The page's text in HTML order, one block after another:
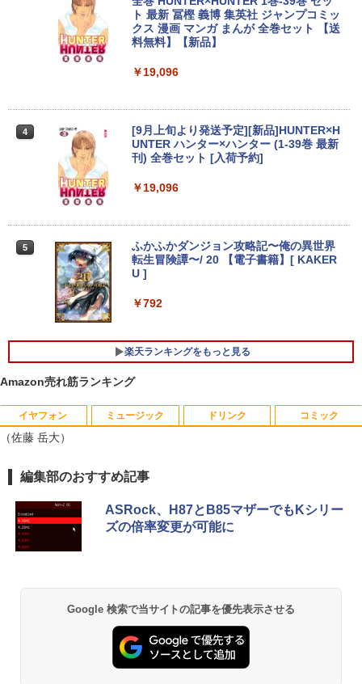
レビュー特典:WPS Office Bランク パソ
コン ノートパソコン デル 中古ノートPC
￥30,800
3
【★最大100%ポイント】【第8世代 4コ
ア・8スレッド】富士通 LIFEBOOK A57
9/第8世代 Core i5/メモリ: 8GB/16GB/新
品 SSD:256GB/512GB/1TB/DVD/Wi-fi/1
5.6型/Office/HDMI/USB3.1/中古PC 中古
対応
￥27,800
【1500円OFFクーポン】【WEBカメラ
ンチ SSD512GB メモリ16GB Corei5 第
ン PC パソコン 中古ノートPC 中古PC 最
大SSD1TB メモリ32GB 中古パソコン フ
ルHD
￥24,800
パソコン テンキー/DVD/WEBカメラ内蔵
GB 新品SSD256GB 東芝 NEC有名メー
カー15.6型 DVD内蔵 15.6インチ HDMI P
olaris Office搭載 最新MicrosoftOffice2
￥12,580
ワイド］ VA249HG
￥13,800
0Hz/5ms/HDMI/DP/USB Type-C/VESA/5
年保証・無輝点保証)(ホワイト) LCD-C2
42SDW
￥25,977
5
Philips｜フィリップス 液晶ディスプレ
イ(23.8型/IPS/WQHD 2560×1440/75Hz/1
ト 最新 冨樫 義博 集英社 ジャンプコミッ
クス 漫画 マンガ まんが 全巻セット 【送
料無料】【新品】
￥19,096
4
[9月上旬より発送予定][新品]HUNTER×H
UNTER ハンター×ハンター (1-39巻 最新
刊) 全巻セット [入荷予約]
￥19,096
5
ふかふかダンジョン攻略記〜俺の異世界
転生冒険譚〜/ 20 【電子書籍】[ KAKER
U ]
￥792
楽天ランキングをもっと見る
Amazon売れ筋ランキング
イヤフォン
Anker Soundcore P40i オフホワイト
￥7,990
￥5,990
ミュージック
BRUCE WAYNE feat. Flo Milli, ATL Jacob
[Explicit]
￥250
[Explicit]
ドリンク
【Amazon.co.jp限定】 い・ろ・は・す 2L P
ET ラベルレス ×8本
￥1,112
富士山の天然水 バナジウム含有 水 ミネラル
ウォーター ペットボトル 静岡県産 500ミリリ
ットル (Smart Basic)
￥1,380
コミック
薬屋のひとりごと 17巻 (デジタル版ビッグガ
ンガンコミックス)
￥770
エース)
（佐藤 岳大）
編集部のおすすめ記事
ASRock、H87とB85マザーでもKシリー
ズの倍率変更が可能に
Google 検索で当サイトの記事を優先表示させる